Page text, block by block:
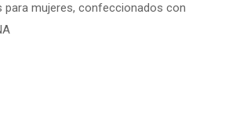
para mujeres, confeccionados con